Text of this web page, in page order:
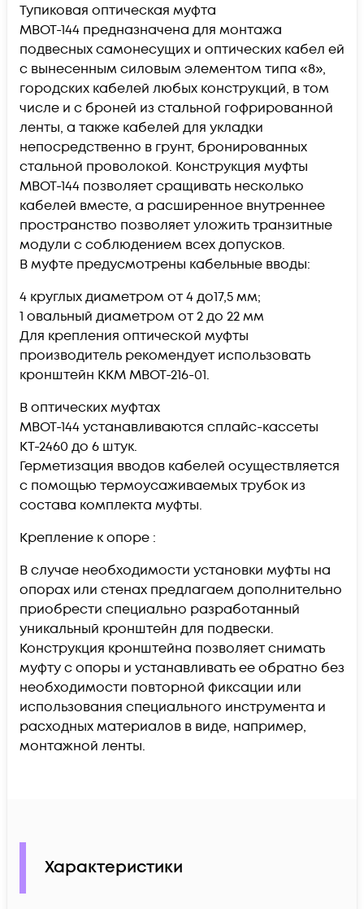
Тупиковая оптическая муфта
МВОТ-144 предназначена для монтажа
подвесных самонесущих и оптических кабел ей
с вынесенным силовым элементом типа «8»,
городских кабелей любых конструкций, в том
числе и с броней из стальной гофрированной
ленты, а также кабелей для укладки
непосредственно в грунт, бронированных
стальной проволокой. Конструкция муфты
МВОТ-144 позволяет сращивать несколько
кабелей вместе, а расширенное внутреннее
пространство позволяет уложить транзитные
модули с соблюдением всех допусков.
В муфте предусмотрены кабельные вводы:
4 круглых диаметром от 4 до17,5 мм;
1 овальный диаметром от 2 до 22 мм
Для крепления оптической муфты
производитель рекомендует использовать
кронштейн ККМ МВОТ-216-01.
В оптических муфтах
МВОТ-144 устанавливаются сплайс-кассеты
КТ-2460 до 6 штук.
Герметизация вводов кабелей осуществляется
с помощью термоусаживаемых трубок из
состава комплекта муфты.
Крепление к опоре :
В случае необходимости установки муфты на
опорах или стенах предлагаем дополнительно
приобрести специально разработанный
уникальный кронштейн для подвески.
Конструкция кронштейна позволяет снимать
муфту с опоры и устанавливать ее обратно без
необходимости повторной фиксации или
использования специального инструмента и
расходных материалов в виде, например,
монтажной ленты.
Характеристики